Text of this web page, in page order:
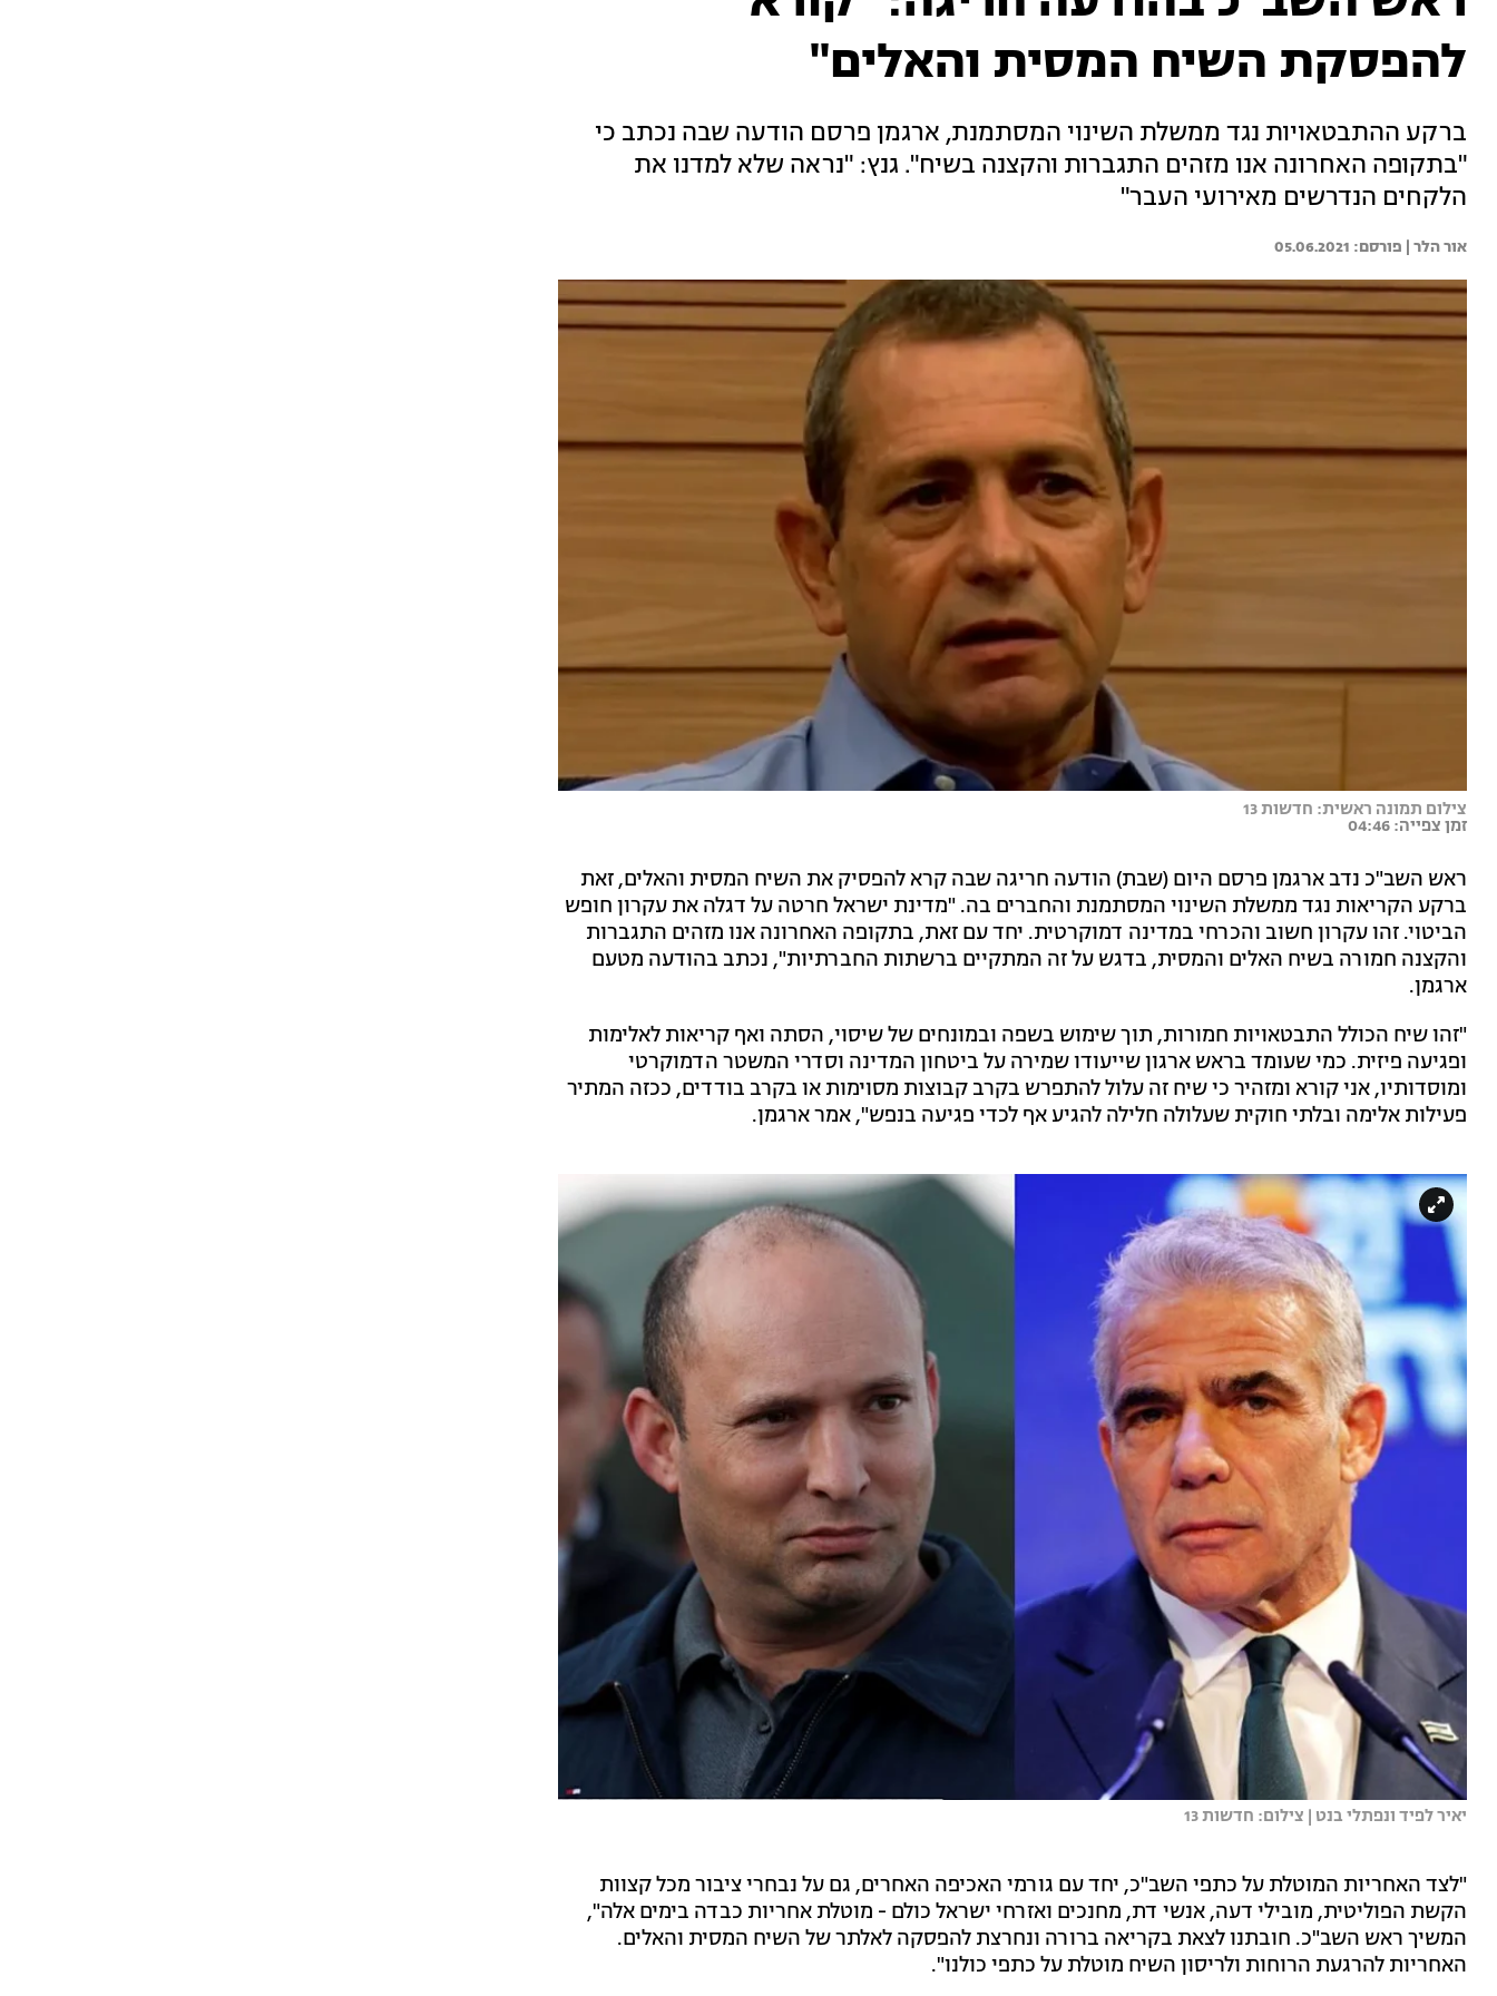
להפסקת השיח המסית והאלים"
ברקע ההתבטאויות נגד ממשלת השינוי המסתמנת, ארגמן פרסם הודעה שבה נכתב כי
"בתקופה האחרונה אנו מזהים התגברות והקצנה בשיח". גנץ: "נראה שלא למדנו את
הלקחים הנדרשים מאירועי העבר"
אור הלר | 05.06.2021
צילום תמונה ראשית: חדשות 13
זמן צפייה: 04:46
ראש השב"כ נדב ארגמן פרסם היום (שבת) הודעה חריגה שבה קרא להפסיק את השיח המסית והאלים, זאת
ברקע הקריאות נגד ממשלת השינוי המסתמנת והחברים בה. "מדינת ישראל חרטה על דגלה את עקרון חופש
הביטוי. זהו עקרון חשוב והכרחי במדינה דמוקרטית. יחד עם זאת, בתקופה האחרונה אנו מזהים התגברות
והקצנה חמורה בשיח האלים והמסית, בדגש על זה המתקיים ברשתות החברתיות", נכתב בהודעה מטעם
ארגמן.
"זהו שיח הכולל התבטאויות חמורות, תוך שימוש בשפה ובמונחים של שיסוי, הסתה ואף קריאות לאלימות
ופגיעה פיזית. כמי שעומד בראש ארגון שייעודו שמירה על ביטחון המדינה וסדרי המשטר הדמוקרטי
ומוסדותיו, אני קורא ומזהיר כי שיח זה עלול להתפרש בקרב קבוצות מסוימות או בקרב בודדים, ככזה המתיר
פעילות אלימה ובלתי חוקית שעלולה חלילה להגיע אף לכדי פגיעה בנפש", אמר ארגמן.
יאיר לפיד ונפתלי בנט | צילום: חדשות 13
"לצד האחריות המוטלת על כתפי השב"כ, יחד עם גורמי האכיפה האחרים, גם על נבחרי ציבור מכל קצוות
הקשת הפוליטית, מובילי דעה, אנשי דת, מחנכים ואזרחי ישראל כולם - מוטלת אחריות כבדה בימים אלה",
המשיך ראש השב"כ. חובתנו לצאת בקריאה ברורה ונחרצת להפסקה לאלתר של השיח המסית והאלים.
האחריות להרגעת הרוחות ולריסון השיח מוטלת על כתפי כולנו".